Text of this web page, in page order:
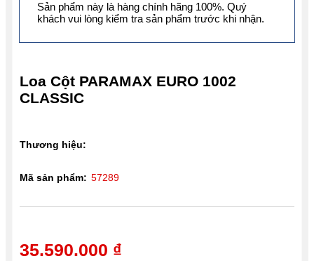
Loa Cột PARAMAX EURO 1002
CLASSIC
35.590.000 ₫
Thương hiệu:
Mã sản phẩm: 57289
Sản phẩm này là hàng chính hãng 100%. Quý
khách vui lòng kiểm tra sản phẩm trước khi nhận.